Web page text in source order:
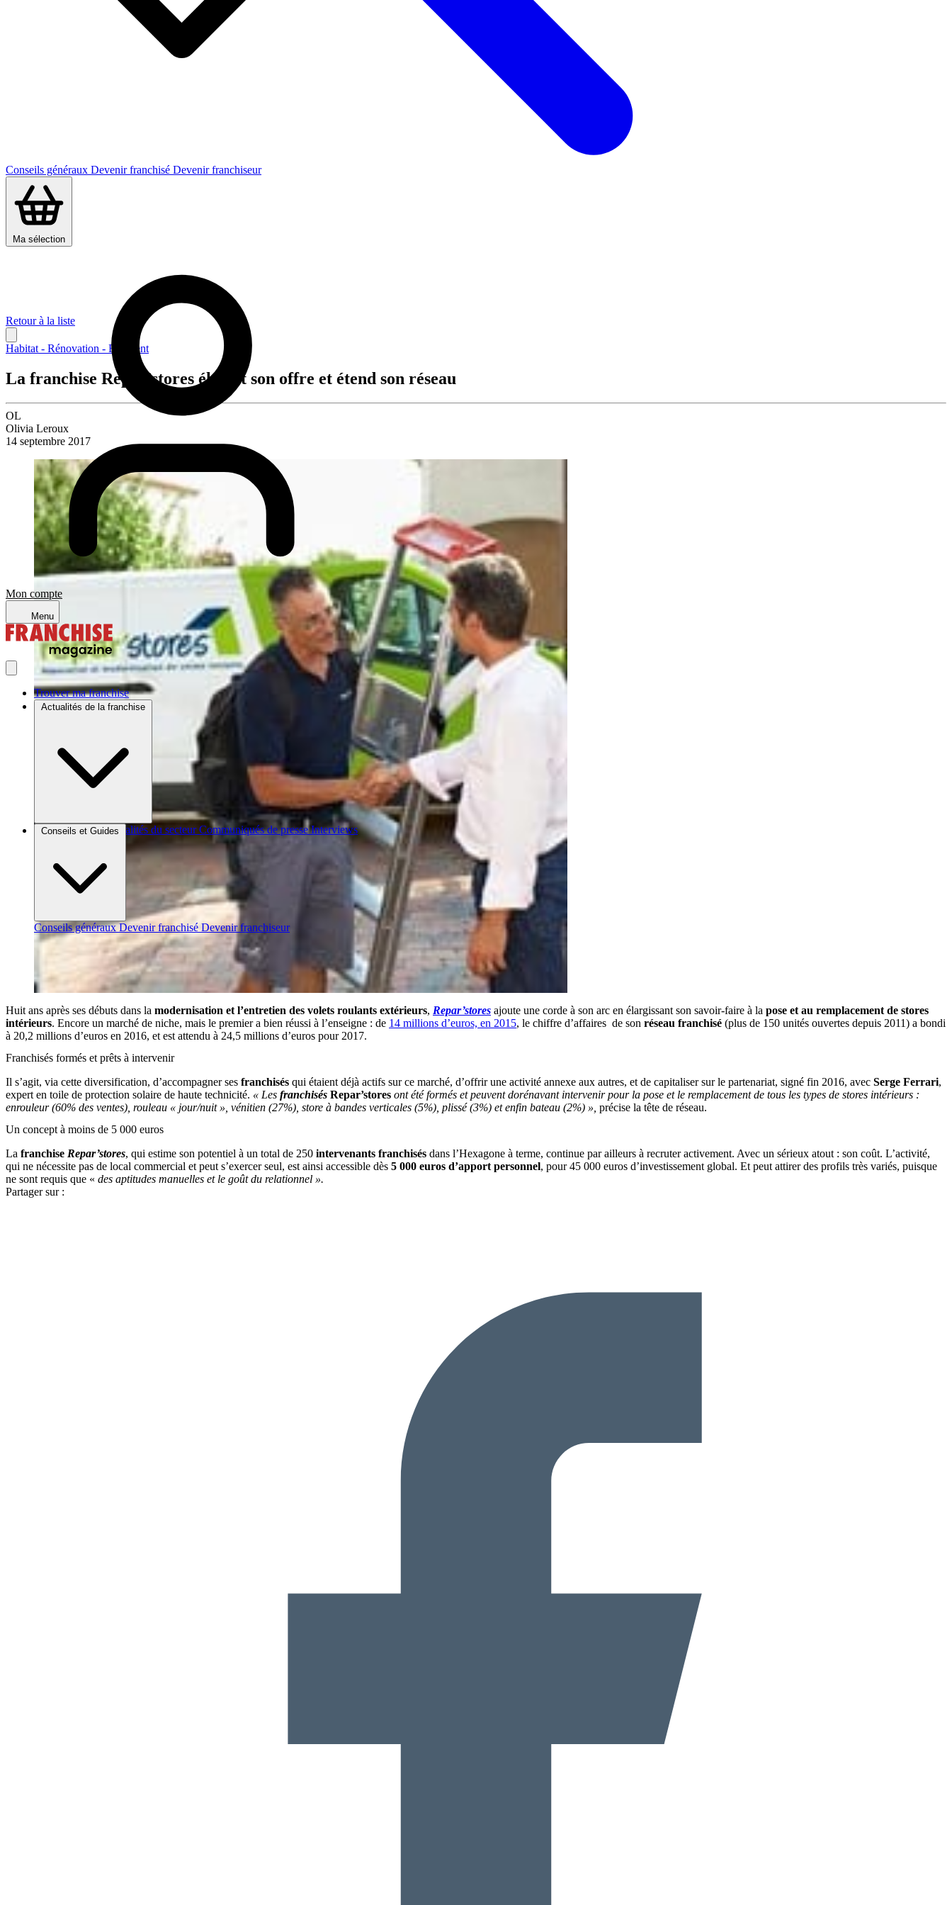
Conseils généraux Devenir franchisé Devenir franchiseur
Ma sélection
Mon compte
Menu
Trouver ma franchise
Actualités de la franchise
Brèves et actus Actualités du secteur Communiqués de presse Interviews
Conseils et Guides
Conseils généraux Devenir franchisé Devenir franchiseur
Retour à la liste
Habitat - Rénovation - Bâtiment
La franchise Repar’stores élargit son offre et étend son réseau
OL
Olivia Leroux
14 septembre 2017
Huit ans après ses débuts dans la modernisation et l’entretien des volets roulants extérieurs, Repar’stores ajoute une corde à son arc en élargissant son savoir-faire à la pose et au remplacement de stores
intérieurs. Encore un marché de niche, mais le premier a bien réussi à l’enseigne : de 14 millions d’euros, en 2015, le chiffre d’affaires de son réseau franchisé (plus de 150 unités ouvertes depuis 2011) a bondi
à 20,2 millions d’euros en 2016, et est attendu à 24,5 millions d’euros pour 2017.
Franchisés formés et prêts à intervenir
Il s’agit, via cette diversification, d’accompagner ses franchisés qui étaient déjà actifs sur ce marché, d’offrir une activité annexe aux autres, et de capitaliser sur le partenariat, signé fin 2016, avec Serge Ferrari,
expert en toile de protection solaire de haute technicité. « Les franchisés Repar’stores ont été formés et peuvent dorénavant intervenir pour la pose et le remplacement de tous les types de stores intérieurs :
enrouleur (60% des ventes), rouleau « jour/nuit », vénitien (27%), store à bandes verticales (5%), plissé (3%) et enfin bateau (2%) », précise la tête de réseau.
Un concept à moins de 5 000 euros
La franchise Repar’stores, qui estime son potentiel à un total de 250 intervenants franchisés dans l’Hexagone à terme, continue par ailleurs à recruter activement. Avec un sérieux atout : son coût. L’activité,
qui ne nécessite pas de local commercial et peut s’exercer seul, est ainsi accessible dès 5 000 euros d’apport personnel, pour 45 000 euros d’investissement global. Et peut attirer des profils très variés, puisque
ne sont requis que « des aptitudes manuelles et le goût du relationnel ».
Partager sur :